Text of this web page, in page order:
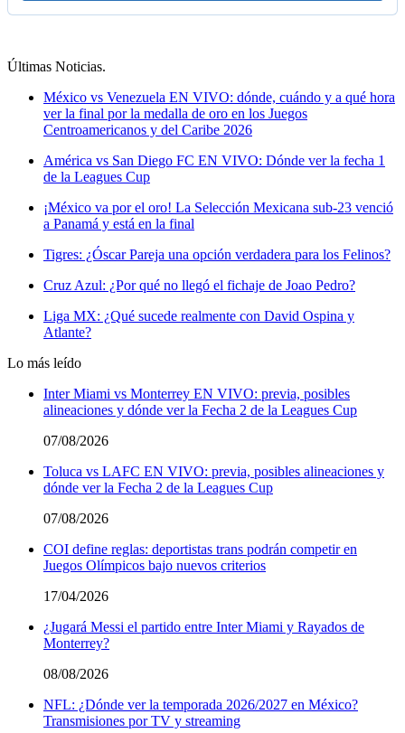
Últimas Noticias.
México vs Venezuela EN VIVO: dónde, cuándo y a qué hora
ver la final por la medalla de oro en los Juegos
Centroamericanos y del Caribe 2026
América vs San Diego FC EN VIVO: Dónde ver la fecha 1
de la Leagues Cup
¡México va por el oro! La Selección Mexicana sub-23 venció
a Panamá y está en la final
Tigres: ¿Óscar Pareja una opción verdadera para los Felinos?
Cruz Azul: ¿Por qué no llegó el fichaje de Joao Pedro?
Liga MX: ¿Qué sucede realmente con David Ospina y
Atlante?
Lo más leído
Inter Miami vs Monterrey EN VIVO: previa, posibles
alineaciones y dónde ver la Fecha 2 de la Leagues Cup
07/08/2026
Toluca vs LAFC EN VIVO: previa, posibles alineaciones y
dónde ver la Fecha 2 de la Leagues Cup
07/08/2026
COI define reglas: deportistas trans podrán competir en
Juegos Olímpicos bajo nuevos criterios
17/04/2026
¿Jugará Messi el partido entre Inter Miami y Rayados de
Monterrey?
08/08/2026
NFL: ¿Dónde ver la temporada 2026/2027 en México?
Transmisiones por TV y streaming